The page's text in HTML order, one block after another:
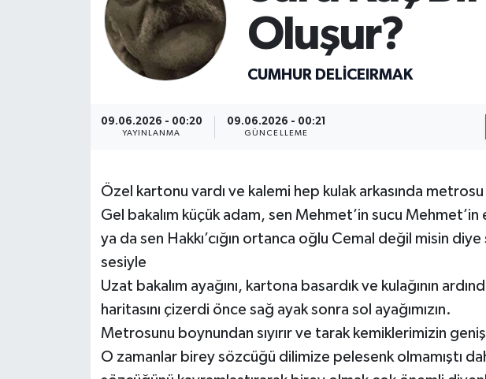
Oluşur?
CUMHUR DELICEIRMAK
09.06.2026 - 00:20
YAYINLANMA
09.06.2026 - 00:21
GÜNCELLEME
Özel kartonu vardı ve kalemi hep kulak arkasında
Gel bakalım küçük adam, sen Mehmet’in sucu
ya da sen Hakkı’cığın ortanca oğlu Cemal değil misin
sesiyle
Uzat bakalım ayağını, kartona basardık ve kulağının
haritasını çizerdi önce sağ ayak sonra sol ayağımızın.
Metrosunu boynundan sıyırır ve tarak kemiklerimizin
O zamanlar birey sözcüğü dilimize pelesenk olmamıştı